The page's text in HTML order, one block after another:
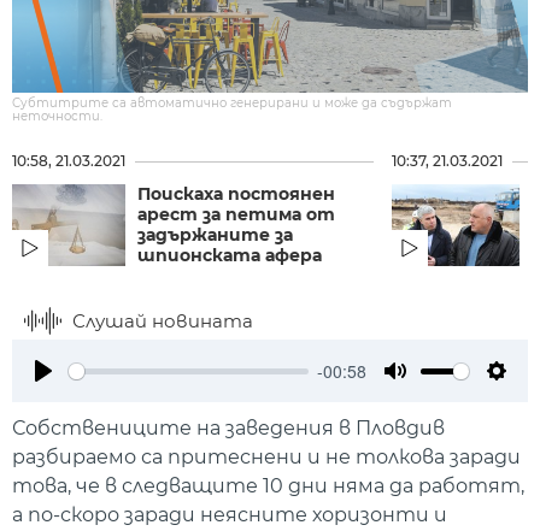
Субтитрите са автоматично генерирани и може да съдържат
неточности.
10:58, 21.03.2021
Поискаха постоянен
арест за петима от
задържаните за
шпионската афера
10:37, 21.03.2021
Слушай новината
-00:58
Собствениците на заведения в Пловдив
разбираемо са притеснени и не толкова заради
това, че в следващите 10 дни няма да работят,
а по-скоро заради неясните хоризонти и